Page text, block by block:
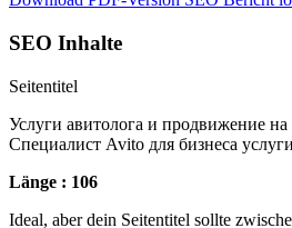
SEO Inhalte
Seitentitel
Услуги авитолога и продвижение
Специалист Avito для бизнеса
Länge : 106
Ideal, aber dein Seitentitel sollte